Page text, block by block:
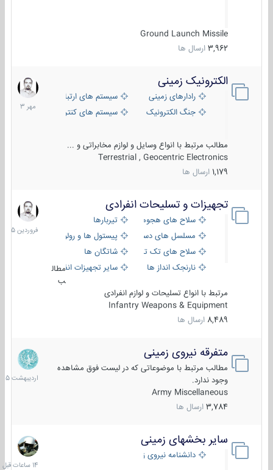
Ground Launch Missile
3,962 ارسال ها
الکترونیک زمینی
رادارهای زمینی
سیستم های ارتباطی و جمع آوری
جنگ الکترونیک
سیستم های کنترل آتش و تجهیزات
مطالب مرتبط با انواع وسایل و لوازم مخابراتی و ...
Terrestrial , Geocentric Electronics
1,179 ارسال ها
1
مهر
1403
تجهیزات و تسلیحات انفرادی
سلاح های هجومی
تیربارها
مسلسل های دستی
پیستول ها و رولورها
سلاح های تک تیر اندازیشاتگان ها
نارنجک انداز ها
سایر تجهیزات انفرادی
مطال
ب
مرتبط با انواع تسلیحات و لوازم انفرادی
Infantry Weapons & Equipment
8,489 ارسال ها
17
فروردین
1405
متفرقه نیروی زمینی
مطالب مرتبط با موضوعاتی که در لیست فوق مشاهده
وجود ندارد.
Army Miscellaneous
3,784 ارسال ها
27
1405
سایر بخشهای زمینی
دانشنامه نیروی زمینی
14
ساعات
قبل